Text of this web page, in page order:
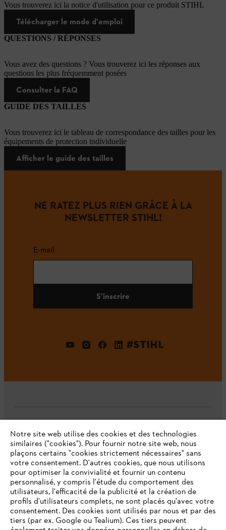
Vous trouverez ici la notice d'utilisation pour ce produit STIHL
Télécharger le mode d'emploi
QUESTIONS / RÉPONSES
Vous avez des questions ? Vous trouverez ici les réponses aux
questions les plus fréquemment posées
Consulter la FAQ
GUIDE DES TAILLES
Vous trouverez ici le tableau de correspondance des tailles pour les
équipements de protection individuelle
Afficher le guide des tailles
NE RATEZ PLUS RIEN GRÂCE À LA
NEWSLETTER STIHL!
E-mail
S'inscrire
#STIHL
L'Entreprise
Questions fréquentes
Service
Notre site web utilise des cookies et des technologies
similaires ("cookies"). Pour fournir notre site web, nous
plaçons certains "cookies strictement nécessaires" sans
votre consentement. D'autres cookies, que nous utilisons
pour optimiser la convivialité et fournir un contenu
personnalisé, y compris l'étude du comportement des
utilisateurs, l'efficacité de la publicité et la création de
profils d'utilisateurs complets, ne sont placés qu'avec votre
consentement. Des cookies sont utilisés par nous et par des
tiers (par ex. Google ou Tealium). Ces tiers peuvent